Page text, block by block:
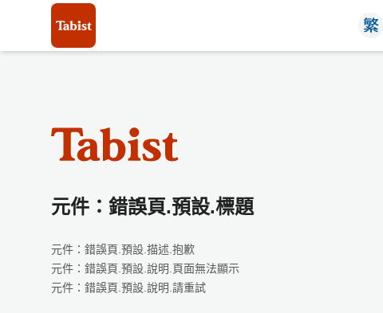
元件：錯誤頁.預設.標題
元件：錯誤頁.預設.描述.抱歉
元件：錯誤頁.預設.說明.頁面無法顯示
元件：錯誤頁.預設.說明.請重試